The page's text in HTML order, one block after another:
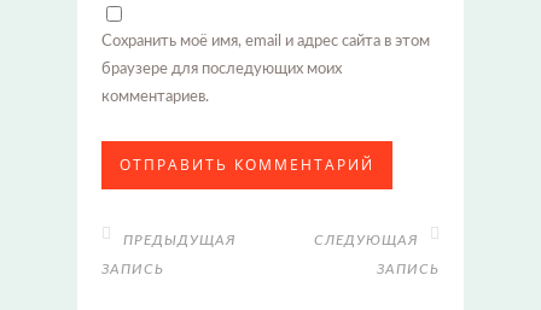
Сохранить моё имя, email и адрес сайта в этом
браузере для последующих моих
комментариев.
ПРЕДЫДУЩАЯ
ЗАПИСЬ
СЛЕДУЮЩАЯ
ЗАПИСЬ